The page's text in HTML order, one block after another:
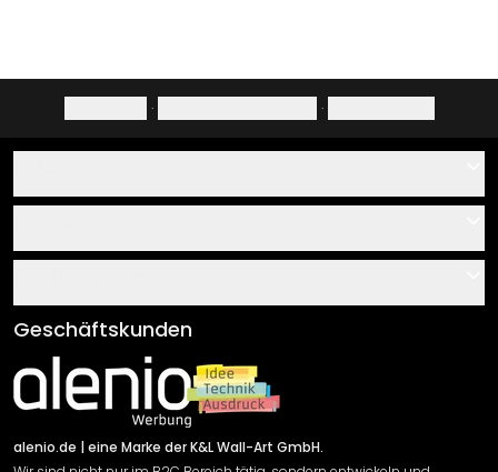
· ·
Über uns
Klebe- und Montageanleitungen
Newsletter An-/Abmeldung
Sendungsverfolgung
AGB
Impressum
Versand & Zahlung
Rücksendung
Geschäftskunden
alenio.de | eine Marke der K&L Wall-Art GmbH.